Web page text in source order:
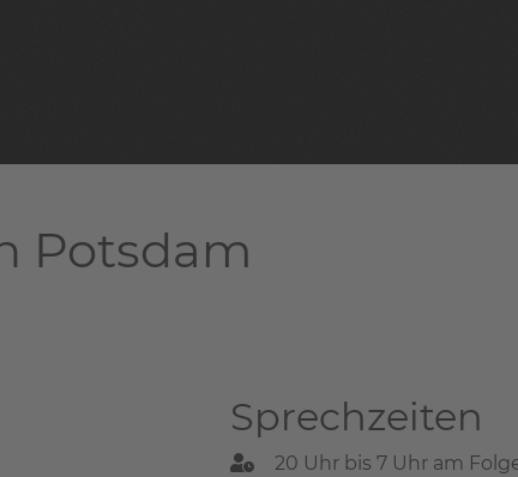
Potsdam
Sprechzeiten
20 Uhr bis 7 Uhr am